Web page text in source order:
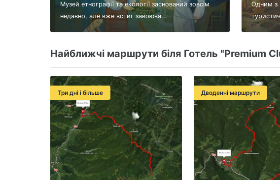
Музей етнографії та екології заснований зовсім
недавно, але вже встиг завоюва...
Одним з
Найближчі маршрути біля Готель "Premium
Три дні і більше Дводенні маршрути